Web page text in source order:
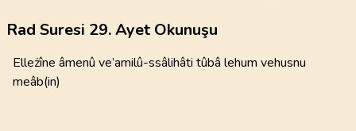
Rad Suresi 29. Ayet Okunuşu
Elleżîne âmenû ve’amilû-ssâlihâti tûbâ lehum vehusnu
meâb(in)